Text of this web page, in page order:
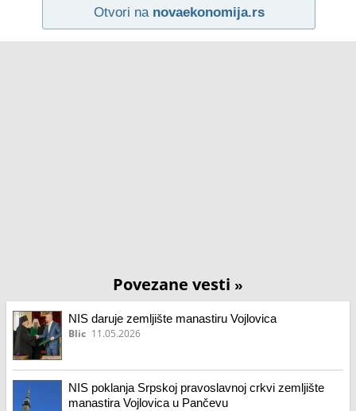
Otvori na novaekonomija.rs
Povezane vesti »
NIS daruje zemljište manastiru Vojlovica
Blic 11.05.2026
NIS poklanja Srpskoj pravoslavnoj crkvi zemljište
manastira Vojlovica u Pančevu